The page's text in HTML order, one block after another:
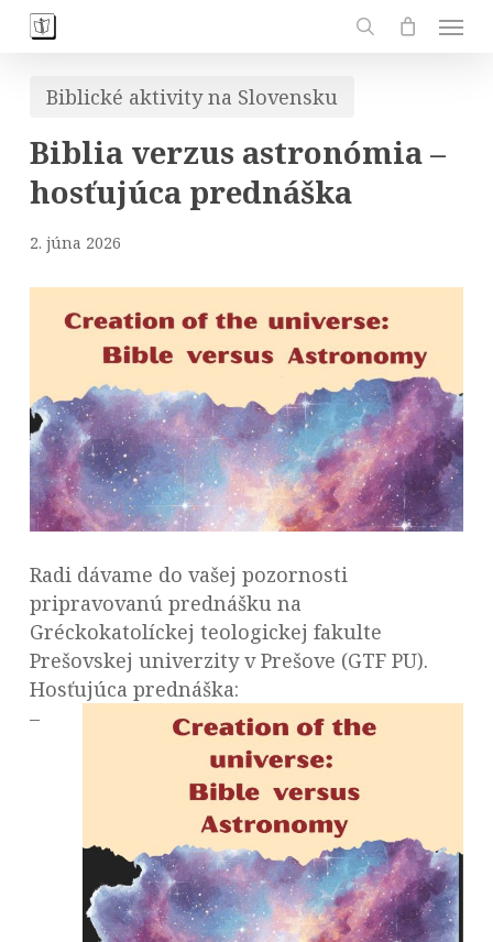
Skip
contentBiblické aktivity na Slovensku
Biblia verzus astronómia –
hosťujúca prednáška
2. júna 2026
Radi dávame do vašej pozornosti
pripravovanú prednášku na
Gréckokatolíckej teologickej fakulte
Prešovskej univerzity v Prešove (GTF PU).
Hosťujúca prednáška:
–